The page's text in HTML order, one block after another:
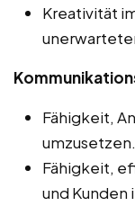
Kreativität
Fähigkeit,
umzusetzen.
Fähigkeit,
und Kunden